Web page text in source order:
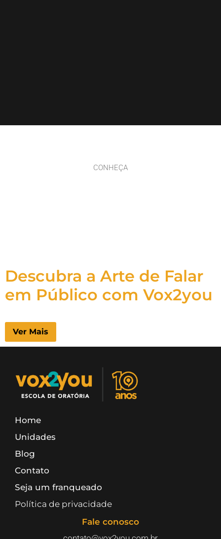
CONHEÇA
Descubra a Arte de Falar
em Público com Vox2you
Ver Mais
Home
Unidades
Blog
Contato
Seja um franqueado
Política de privacidade
Fale conosco